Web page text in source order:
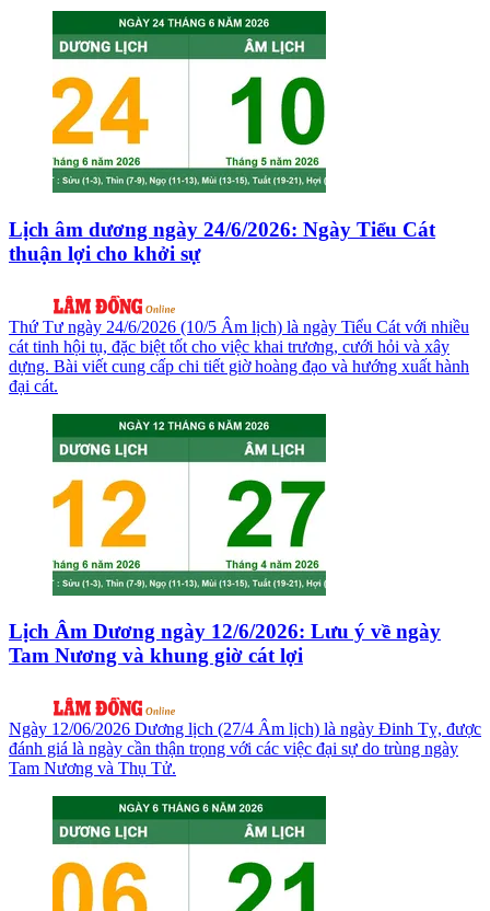
Lịch âm dương ngày 24/6/2026: Ngày Tiểu Cát
thuận lợi cho khởi sự
Thứ Tư ngày 24/6/2026 (10/5 Âm lịch) là ngày Tiểu Cát với nhiều
cát tinh hội tụ, đặc biệt tốt cho việc khai trương, cưới hỏi và xây
dựng. Bài viết cung cấp chi tiết giờ hoàng đạo và hướng xuất hành
đại cát.
Lịch Âm Dương ngày 12/6/2026: Lưu ý về ngày
Tam Nương và khung giờ cát lợi
Ngày 12/06/2026 Dương lịch (27/4 Âm lịch) là ngày Đinh Tỵ, được
đánh giá là ngày cần thận trọng với các việc đại sự do trùng ngày
Tam Nương và Thụ Tử.